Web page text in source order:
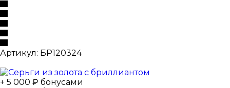
Артикул: БР120324
+ 5 000 ₽ бонусами